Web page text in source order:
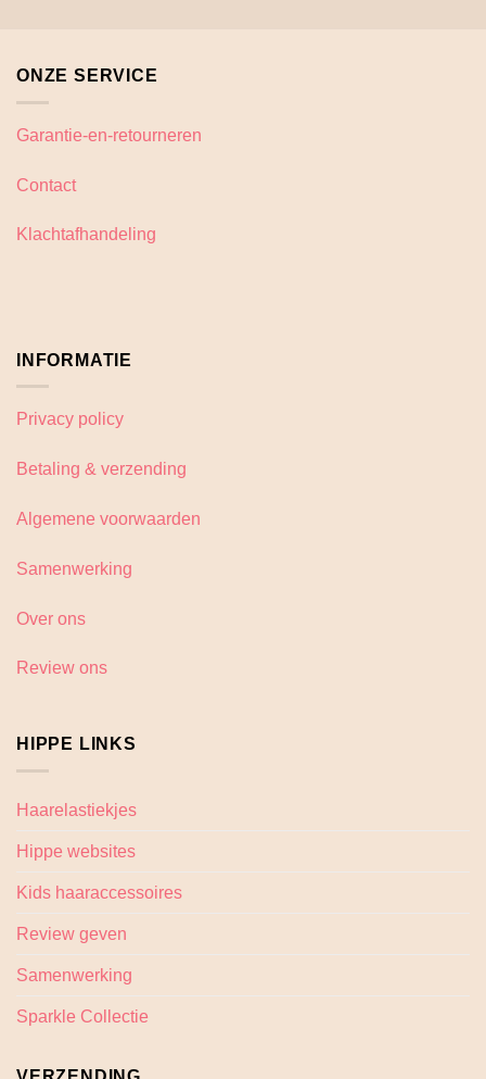
ONZE SERVICE
Garantie-en-retourneren
Contact
Klachtafhandeling
INFORMATIE
Privacy policy
Betaling & verzending
Algemene voorwaarden
Samenwerking
Over ons
Review ons
HIPPE LINKS
Haarelastiekjes
Hippe websites
Kids haaraccessoires
Review geven
Samenwerking
Sparkle Collectie